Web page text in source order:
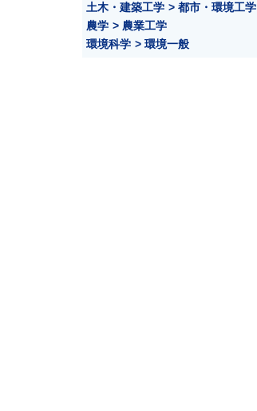
土木・建築工学
都市・環境工学
農学
農業工学
環境科学
環境一般